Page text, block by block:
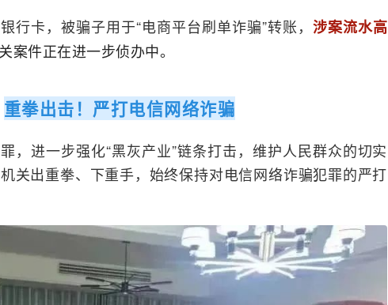
行卡，被骗子用于“电商平台刷单诈骗”转账， 涉案流水高
案件正在进一步侦办中。
重拳出击！严打电信网络诈骗
，进一步强化“黑灰产业”链条打击，维护人民群众的切实
关出重拳、下重手，始终保持对电信网络诈骗犯罪的严打